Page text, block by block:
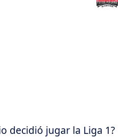
decidió jugar la Liga 1?